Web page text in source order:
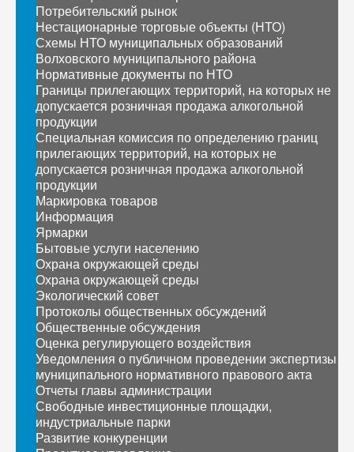
Потребительский рынок
Нестационарные торговые объекты (НТО)
Схемы НТО муниципальных образований
Волховского муниципального района
Нормативные документы по НТО
Границы прилегающих территорий, на которых не
допускается розничная продажа алкогольной
продукции
Специальная комиссия по определению границ
прилегающих территорий, на которых не
допускается розничная продажа алкогольной
продукции
Маркировка товаров
Информация
Ярмарки
Бытовые услуги населению
Охрана окружающей среды
Охрана окружающей среды
Экологический совет
Протоколы общественных обсуждений
Общественные обсуждения
Оценка регулирующего воздействия
Уведомления о публичном проведении экспертизы
муниципального нормативного правового акта
Отчеты главы администрации
Свободные инвестиционные площадки,
индустриальные парки
Развитие конкуренции